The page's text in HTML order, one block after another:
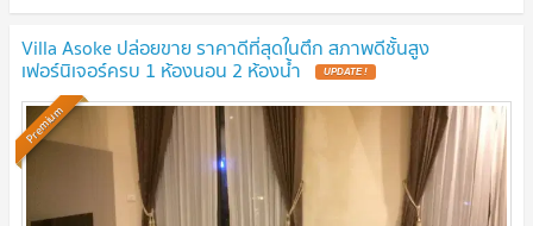
Villa Asoke ปล่อยขาย ราคาดีที่สุดในตึก สภาพดีชั้นสูง
เฟอร์นิเจอร์ครบ 1 ห้องนอน 2 ห้องน้ำ
Premium